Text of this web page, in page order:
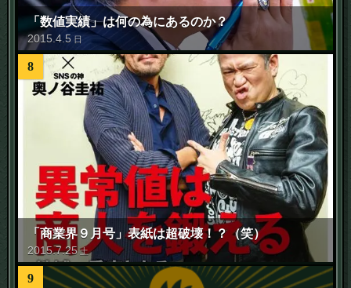
「数値実績」は何の為にあるのか？
2015 .4 .5 日
8
「商業界９月号」表紙は超破壊！？（笑）
2015.7.25 土
9